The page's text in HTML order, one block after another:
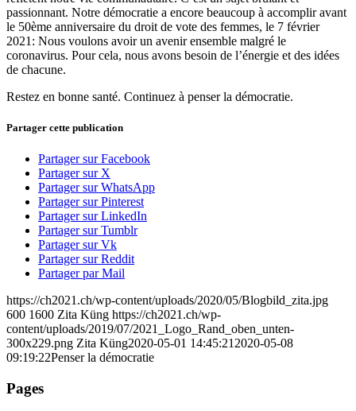
passionnant. Notre démocratie a encore beaucoup à accomplir avant
le 50ème anniversaire du droit de vote des femmes, le 7 février
2021: Nous voulons avoir un avenir ensemble malgré le
coronavirus. Pour cela, nous avons besoin de l’énergie et des idées
de chacune.
Restez en bonne santé. Continuez à penser la démocratie.
Partager cette publication
Partager sur Facebook
Partager sur X
Partager sur WhatsApp
Partager sur Pinterest
Partager sur LinkedIn
Partager sur Tumblr
Partager sur Vk
Partager sur Reddit
Partager par Mail
https://ch2021.ch/wp-content/uploads/2020/05/Blogbild_zita.jpg
600 1600 Zita Küng https://ch2021.ch/wp-
content/uploads/2019/07/2021_Logo_Rand_oben_unten-
300x229.png Zita Küng2020-05-01 14:45:21 2020-05-08
09:19:22Penser la démocratie
Pages